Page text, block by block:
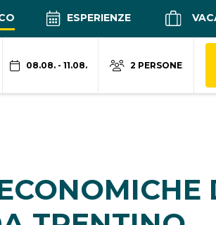
ESPERIENZE
08.08. - 11.08. 2 PERSONE